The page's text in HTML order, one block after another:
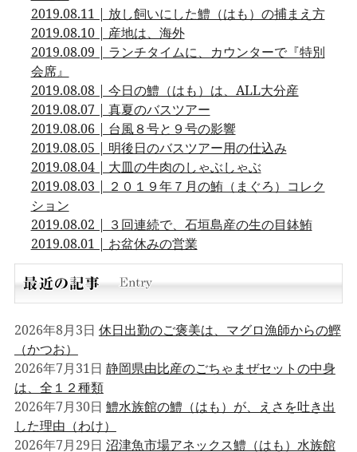
2019.08.11 | 放し飼いにした鱧（はも）の捕まえ方
2019.08.10 | 産地は、海外
2019.08.09 | ランチタイムに、カウンターで『特別
会席』
2019.08.08 | 今日の鱧（はも）は、ALL大分産
2019.08.07 | 真夏のバスツアー
2019.08.06 | 台風８号と９号の影響
2019.08.05 | 明後日のバスツアー用の仕込み
2019.08.04 | 大皿の牛肉のしゃぶしゃぶ
2019.08.03 | ２０１９年７月の鮪（まぐろ）コレク
ション
2019.08.02 | ３回連続で、石垣島産の生の目鉢鮪
2019.08.01 | お盆休みの営業
2026年8月3日 休日出勤のご褒美は、マグロ漁師からの鰹
（かつお）
2026年7月31日 静岡県由比産のごちゃまぜセットの中身
は、全１２種類
2026年7月30日 鱧水族館の鱧（はも）が、えさを吐き出
した理由（わけ）
2026年7月29日 沼津魚市場アネックス鱧（はも）水族館